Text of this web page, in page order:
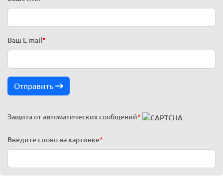
Ваш E-mail*
Отправить
Защита от автоматических сообщений*
Введите слово на картинке*